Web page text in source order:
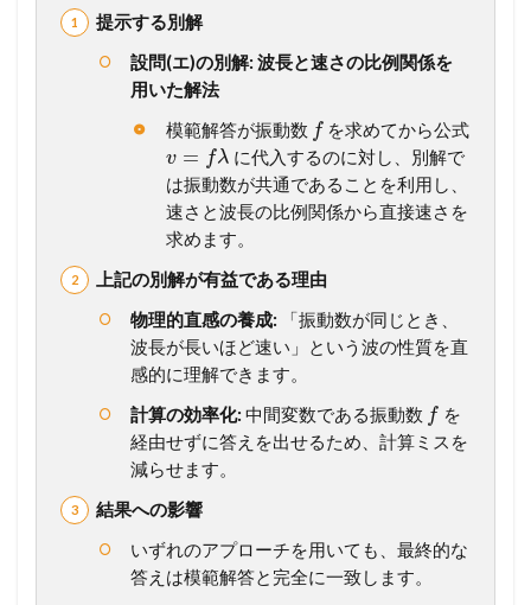
1.2
発
展
例
題
3
ッ
プ
ラ
ー
効
問
2.1
3
提示する別解
設問(エ)の別解: 波長と速さの比例関係を
用いた解法
模範解答が振動数 f を求めてから公式
v = fλ に代入するのに対し、別解で
は振動数が共通であることを利用し、
速さと波長の比例関係から直接速さを
求めます。
上記の別解が有益である理由
物理的直感の養成: 「振動数が同じとき、
波長が長いほど速い」という波の性質を直
感的に理解できます。
計算の効率化: 中間変数である振動数 f を
経由せずに答えを出せるため、計算ミスを
減らせます。
結果への影響
いずれのアプローチを用いても、最終的な
答えは模範解答と完全に一致します。